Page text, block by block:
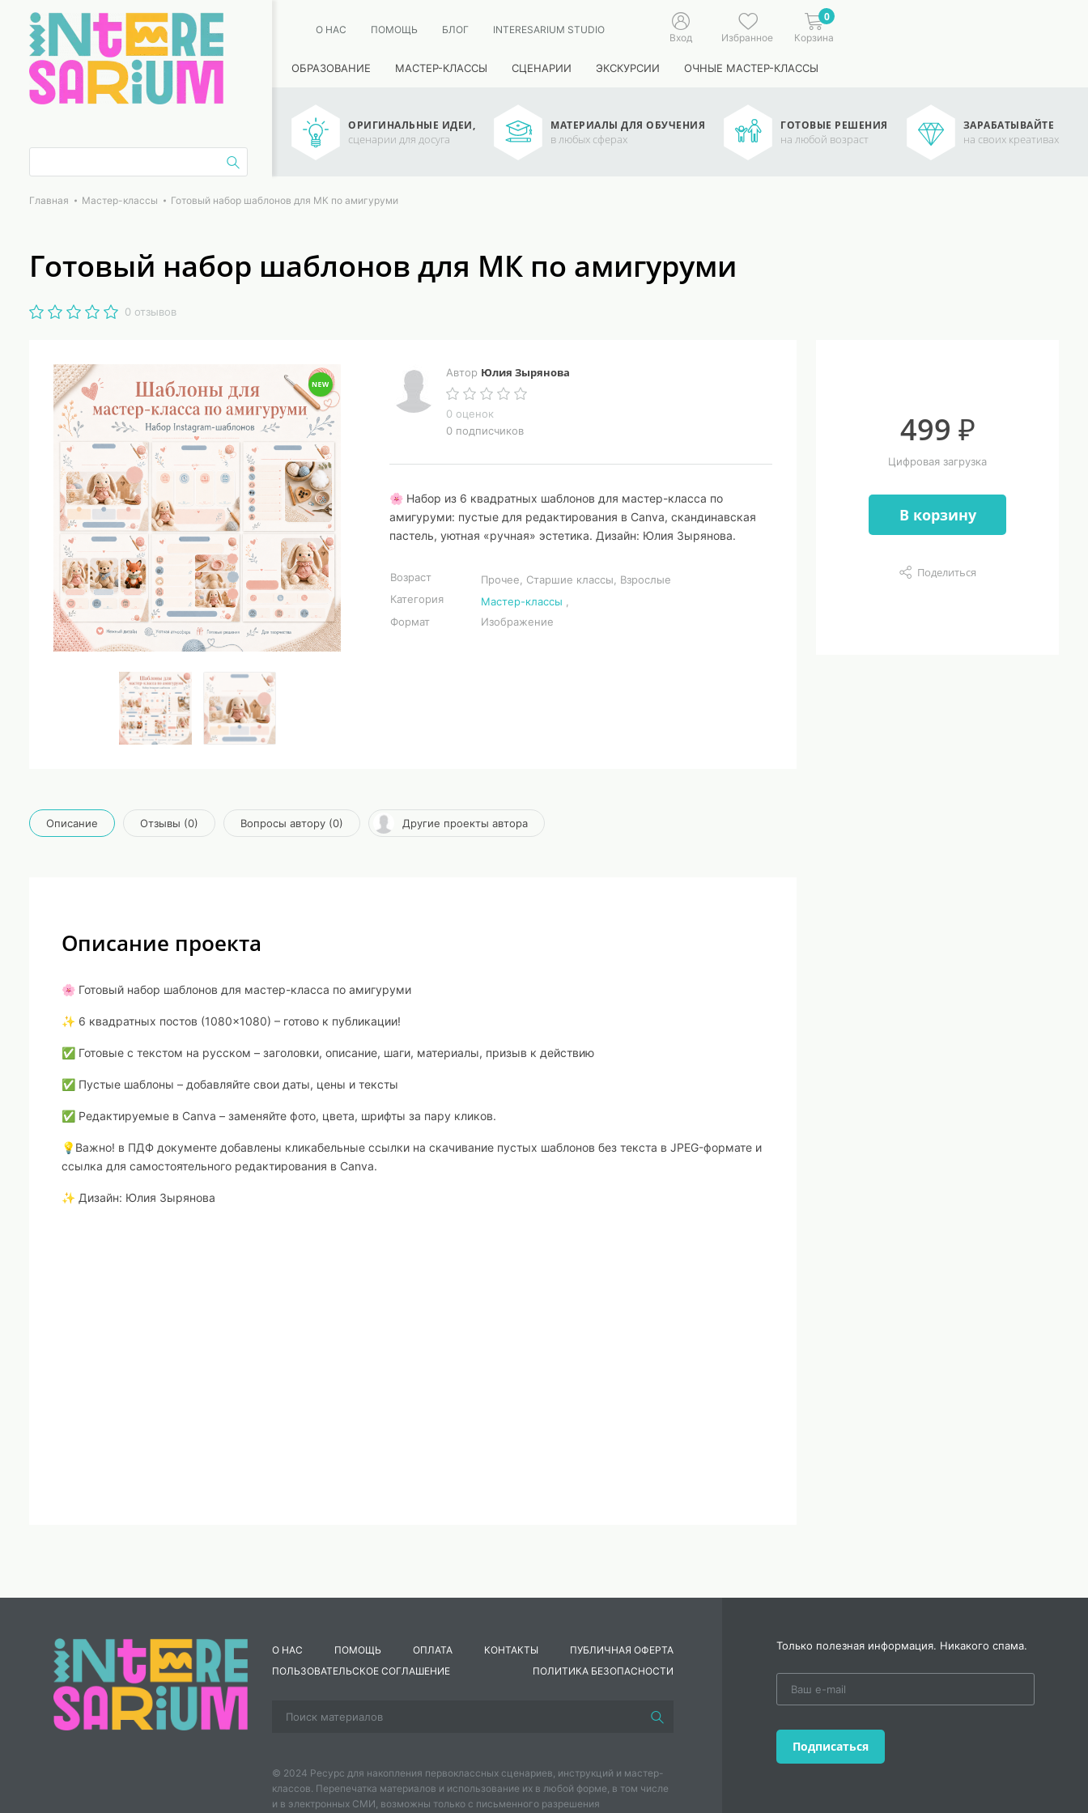
О НАС ПОМОЩЬ БЛОГ INTERESARIUM STUDIO
Вход Избранное
0
Корзина
ОБРАЗОВАНИЕ МАСТЕР-КЛАССЫ СЦЕНАРИИ ЭКСКУРСИИ ОЧНЫЕ МАСТЕР-КЛАССЫ
ОРИГИНАЛЬНЫЕ ИДЕИ,
сценарии для досуга
МАТЕРИАЛЫ ДЛЯ ОБУЧЕНИЯ
в любых сферах
ГОТОВЫЕ РЕШЕНИЯ
на любой возраст
ЗАРАБАТЫВАЙТЕ
на своих креативах
Главная Мастер-классы Готовый набор шаблонов для МК по амигуруми
Готовый набор шаблонов для МК по амигуруми
0 отзывов
Автор Юлия Зырянова
0 оценок
0 подписчиков
🌸 Набор из 6 квадратных шаблонов для мастер-класса по
амигуруми: пустые для редактирования в Canva, скандинавская
пастель, уютная «ручная» эстетика. Дизайн: Юлия Зырянова.
Возраст
Прочее, Старшие классы, Взрослые
Категория
Мастер-классы
Формат
Изображение
499 ₽
Цифровая загрузка
В корзину
Поделиться
Описание Отзывы (0) Вопросы автору (0) Другие проекты автора
Описание проекта
🌸 Готовый набор шаблонов для мастер-класса по амигуруми
✨ 6 квадратных постов (1080×1080) – готово к публикации!
✅ Готовые с текстом на русском – заголовки, описание, шаги, материалы, призыв к действию
✅ Пустые шаблоны – добавляйте свои даты, цены и тексты
✅ Редактируемые в Canva – заменяйте фото, цвета, шрифты за пару кликов.
💡Важно! в ПДФ документе добавлены кликабельные ссылки на скачивание пустых шаблонов без текста в JPEG-формате и
ссылка для самостоятельного редактирования в Canva.
✨ Дизайн: Юлия Зырянова
О НАС ПОМОЩЬ ОПЛАТА КОНТАКТЫ
ПУБЛИЧНАЯ ОФЕРТА
ПОЛЬЗОВАТЕЛЬСКОЕ СОГЛАШЕНИЕ
ПОЛИТИКА БЕЗОПАСНОСТИ
© 2024 Ресурс для накопления первоклассных сценариев, инструкций и мастер-
классов. Перепечатка материалов и использование их в любой форме, в том числе
и в электронных СМИ, возможны только с письменного разрешения
Только полезная информация. Никакого спама.
Подписаться